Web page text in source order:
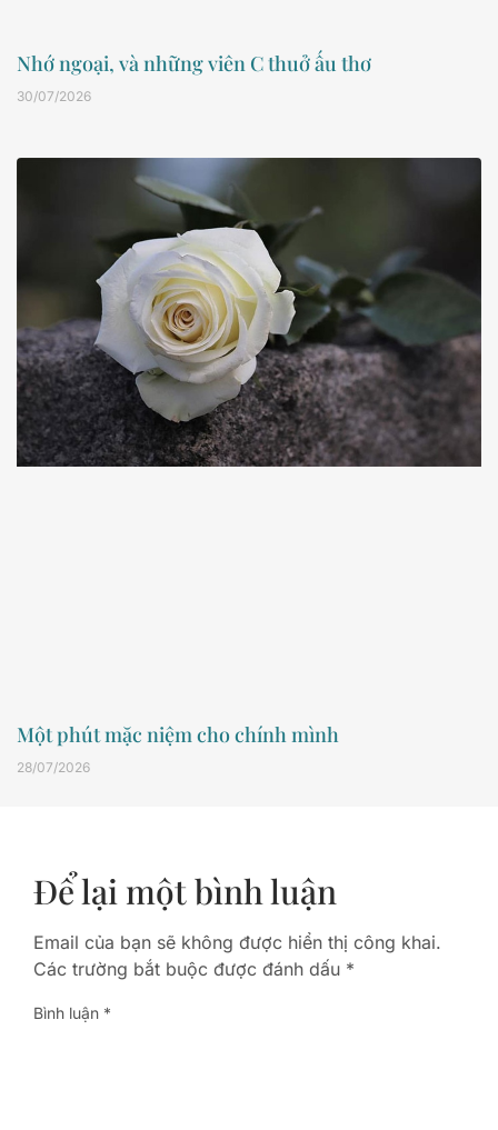
Nhớ ngoại, và những viên C thuở ấu thơ
30/07/2026
Một phút mặc niệm cho chính mình
28/07/2026
Để lại một bình luận
Email của bạn sẽ không được hiển thị công khai.
Các trường bắt buộc được đánh dấu *
Bình luận *